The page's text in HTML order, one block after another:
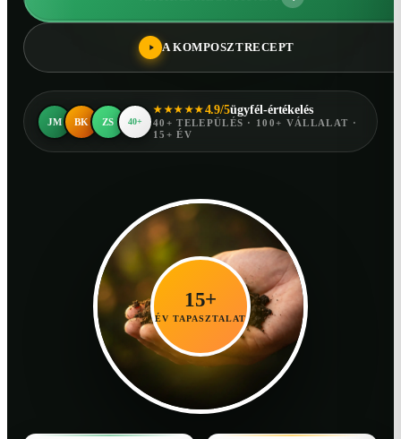
A KOMPOSZTRECEPT
JM BK ZS 40+
★★★★★4.9/5ügyfél-értékelés
40+ TELEPÜLÉS · 100+ VÁLLALAT ·
15+ ÉV
15+
ÉV TAPASZTALAT